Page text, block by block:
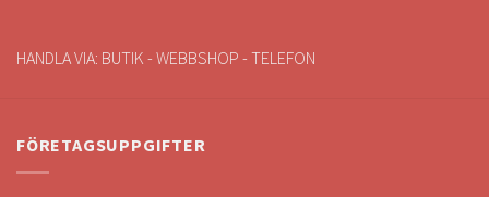
HANDLA VIA: BUTIK - WEBBSHOP - TELEFON
FÖRETAGSUPPGIFTER